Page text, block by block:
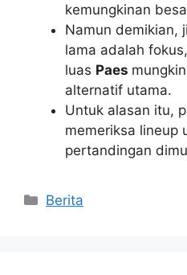
kemungkinan
Namun demikian,
lama adalah
luas Paes
alternatif utama.
Untuk alasan itu,
memeriksa lineup
pertandingan
Kategori
Berita